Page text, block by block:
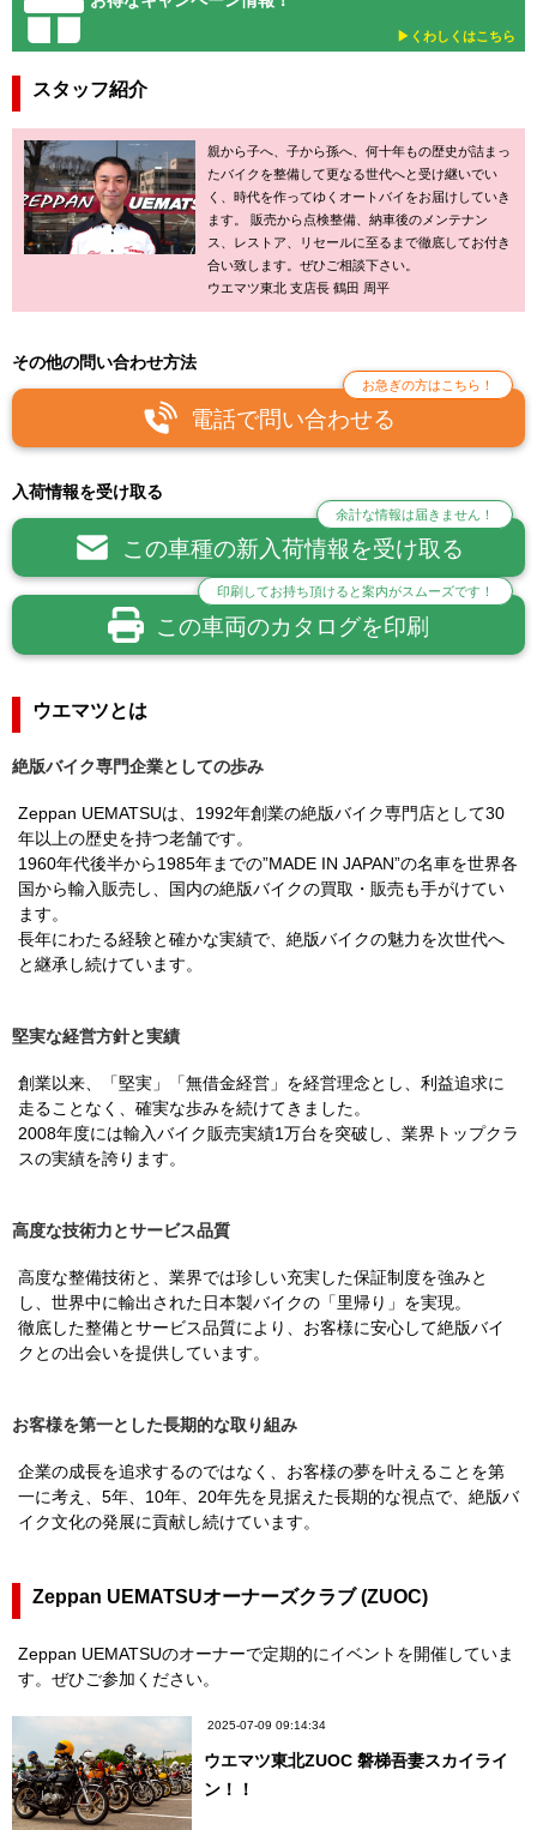
▶︎くわしくはこちら
スタッフ紹介
親から子へ、子から孫へ、何十年もの歴史が詰まっ
たバイクを整備して更なる世代へと受け継いでい
く、時代を作ってゆくオートバイをお届けしていき
ます。 販売から点検整備、納車後のメンテナン
ス、レストア、リセールに至るまで徹底してお付き
合い致します。ぜひご相談下さい。
ウエマツ東北 支店長 鶴田 周平
その他の問い合わせ方法
電話で問い合わせる
お急ぎの方はこちら！
入荷情報を受け取る
この車種の新入荷情報を受け取る
余計な情報は届きません！
この車両のカタログを印刷
印刷してお持ち頂けると案内がスムーズです！
ウエマツとは
絶版バイク専門企業としての歩み
Zeppan UEMATSUは、1992年創業の絶版バイク専門店として30
年以上の歴史を持つ老舗です。
1960年代後半から1985年までの”MADE IN JAPAN”の名車を世界各
国から輸入販売し、国内の絶版バイクの買取・販売も手がけてい
ます。
長年にわたる経験と確かな実績で、絶版バイクの魅力を次世代へ
と継承し続けています。
堅実な経営方針と実績
創業以来、「堅実」「無借金経営」を経営理念とし、利益追求に
走ることなく、確実な歩みを続けてきました。
2008年度には輸入バイク販売実績1万台を突破し、業界トップクラ
スの実績を誇ります。
高度な技術力とサービス品質
高度な整備技術と、業界では珍しい充実した保証制度を強みと
し、世界中に輸出された日本製バイクの「里帰り」を実現。
徹底した整備とサービス品質により、お客様に安心して絶版バイ
クとの出会いを提供しています。
お客様を第一とした長期的な取り組み
企業の成長を追求するのではなく、お客様の夢を叶えることを第
一に考え、5年、10年、20年先を見据えた長期的な視点で、絶版バ
イク文化の発展に貢献し続けています。
Zeppan UEMATSUオーナーズクラブ (ZUOC)
Zeppan UEMATSUのオーナーで定期的にイベントを開催していま
す。ぜひご参加ください。
2025-07-09 09:14:34
ウエマツ東北ZUOC 磐梯吾妻スカイライ
ン！！